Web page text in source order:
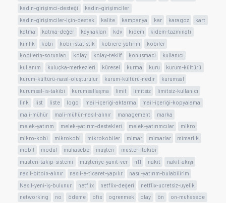
kadın-girişimci-desteği
kadın-girişimciler
kadın-girişimciler-için-destek
kalite kampanya kar karagoz
kart
katma
katma-değer kaynakları kdv kıdem
kidem-tazminatı
kimlik
kobi kobi-istatistik kobiere-yatırım
kobiler
kobilerin-sorunları
kolay kolay-teklif konusmaci
kullanıcı
kullanım
kuluçka-merkezleri küresel kurma kuru
kurum-kültürü
kurum-kültürü-nasıl-oluşturulur
kurum-kültürü-nedir
kurumsal
kurumsal-is-takibi
kurumsallaşma limit limitsiz
limitsiz-kullanıcı
link
list liste logo mail-içeriği-aktarma
mail-içeriği-kopyalama
mali-mühür
mali-mühür-nasıl-alınır management
marka
melek-yatırım
melek-yatırım-destekleri melek-yatırımcılar
mikro
mikro-kobi
mikrokobi mikrokobiler mimar mimarlar
mimarlık
mobil
modül muhasebe müşteri
musteri-takibi
musteri-takip-sistemi
müşteriye-yanıt-ver n11 nakit
nakit-akışı
nasıl-bitoin-alınır
nasıl-e-ticaret-yapılır
nasıl-yatırım-bulabilirim
Nasıl-yeni-iş-bulunur
netflix netflix-değeri
netflix-ucretsiz-uyelik
networking
no ödeme ofis ogrenmek olay ön
on-muhasebe